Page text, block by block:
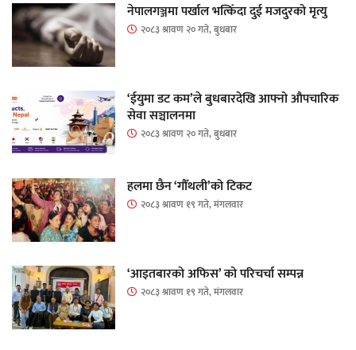
नेपालगञ्जमा पर्खाल भत्किँदा दुई मजदुरको मृत्यु
२०८३ श्रावण २० गते, बुधबार
‘ईयुमा डट कम’ले बुधबारदेखि आफ्नो औपचारिक
सेवा सञ्चालनमा
२०८३ श्रावण २० गते, बुधबार
हलमा छैन ‘गौँथली’को टिकट
२०८३ श्रावण १९ गते, मंगलवार
‘आइतबारको अफिस’ को परिचर्चा सम्पन्न
२०८३ श्रावण १९ गते, मंगलवार